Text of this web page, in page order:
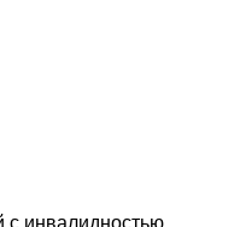
с инвалидностью